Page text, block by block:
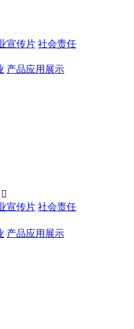
宣传片 社会责任
产品应用展示

宣传片 社会责任
产品应用展示